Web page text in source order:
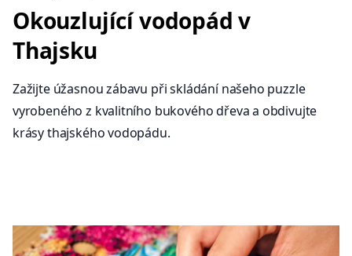
Okouzlující vodopád v
Thajsku
Zažijte úžasnou zábavu při skládání našeho puzzle
vyrobeného z kvalitního bukového dřeva a obdivujte
krásy thajského vodopádu.